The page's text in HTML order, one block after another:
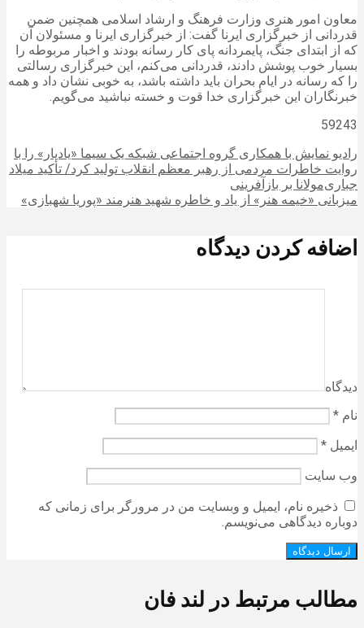
معاون امور هنری وزارت فرهنگ و ارشاد اسلامی همچنین ضمن
قدردانی از خبرگزاری ایرنا گفت: از خبرگزاری ایرنا و مسئولان آن
که از ابتدای جنگ، پایمردانه پای کار رسانه بودند و اخبار مربوطه را
بسیار خوب پوشش دادند، قدردانی می‌کنم، این خبرگزاری رسالتی
را که رسانه در ایام بحران باید داشته باشد، به خوبی نشان داد و همه
خبرنگاران این خبرگزاری خدا قوت و خسته نباشید می‌گویم.
59243
رادیو نمایش با همکاری گروه اجتماعی شبکه یک سیما «یادیار» را با
روایت خاطرات مردمی از رهبر معظم انقلاب تولید کرد/ تأکید میلاد
جباری‌مولانا بر بازآفرینی
میزبانی «خیمه هنر» از یاد و خاطره شهید هنرمند «پوریا شهبازی»
اضافه کردن دیدگاه
دیدگاه
نام *
ایمیل *
وب‌ سایت
ذخیره نام، ایمیل و وبسایت من در مرورگر برای زمانی که
دوباره دیدگاهی می‌نویسم.
مطالب مرتبط در لند فان